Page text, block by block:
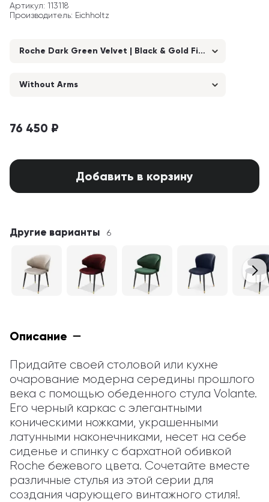
Артикул: 113118
Производитель: Eichholtz
Roche Dark Green Velvet | Black & Gold Finish Legs
Without Arms
76 450 ₽
Добавить в корзину
Другие варианты 6
Описание
Придайте своей столовой или кухне
очарование модерна середины прошлого
века с помощью обеденного стула Volante.
Его черный каркас с элегантными
коническими ножками, украшенными
латунными наконечниками, несет на себе
сиденье и спинку с бархатной обивкой
Roche бежевого цвета. Сочетайте вместе
различные стулья из этой серии для
создания чарующего винтажного стиля!.